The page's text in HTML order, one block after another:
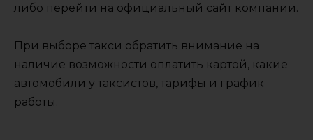
либо перейти на официальный сайт компании.
При выборе такси обратить внимание на
наличие возможности оплатить картой, какие
автомобили у таксистов, тарифы и график
работы.